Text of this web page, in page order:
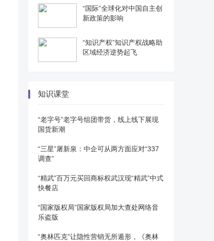
“国际”全球化对中国自主创
新政策的影响
“知识产权”知识产权战略助
区域经济逆势起飞
知识课堂
“老字号”老字号组团带货，线上线下展现
国货新潮
“三星”屠新泉：中企可从两方面应对“337
调查”
“精武”百万元买回商标权武汉现“精武”中式
快餐店
“国家版权局”国家版权局加大查处网络音
乐盗版
“奥林匹克”让隐性营销无所遁形，《奥林